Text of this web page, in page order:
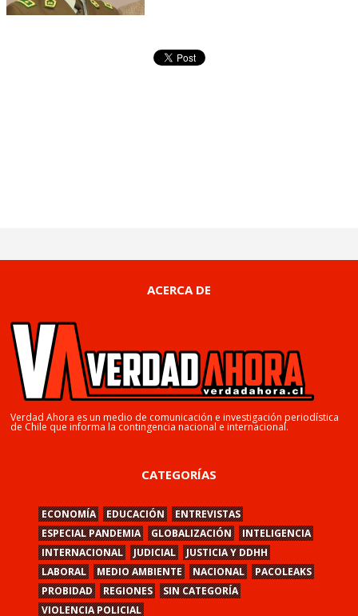
ACERCA DE
Verdad Ahora es un medio de comunicación e investigación periodística
de Chile que informa la contingencia nacional e internacional.
CATEGORÍAS
ECONOMÍA EDUCACIÓN
ENTREVISTAS
ESPECIAL PANDEMIA
GLOBALIZACIÓN
INTELIGENCIA
INTERNACIONAL
JUDICIAL
JUSTICIA Y DDHH
LABORAL
MEDIO AMBIENTE NACIONAL
PACOLEAKS
PROBIDAD
REGIONES
SIN CATEGORÍA
VIOLENCIA POLICIAL